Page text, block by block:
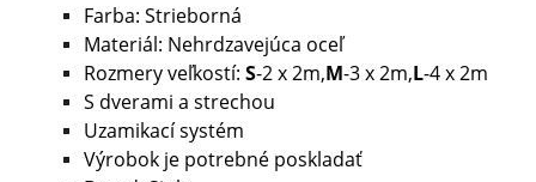
Farba: Strieborná
Materiál: Nehrdzavejúca oceľ
Rozmery veľkostí: S-2 x 2m,M-3 x 2m,L-4 x 2m
S dverami a strechou
Uzamikací systém
Výrobok je potrebné poskladať